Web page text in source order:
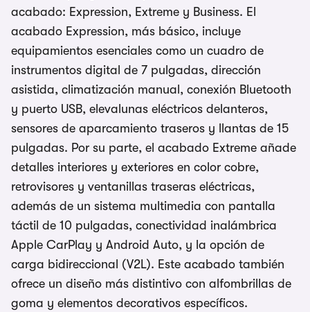
acabado: Expression, Extreme y Business. El
acabado Expression, más básico, incluye
equipamientos esenciales como un cuadro de
instrumentos digital de 7 pulgadas, dirección
asistida, climatización manual, conexión Bluetooth
y puerto USB, elevalunas eléctricos delanteros,
sensores de aparcamiento traseros y llantas de 15
pulgadas. Por su parte, el acabado Extreme añade
detalles interiores y exteriores en color cobre,
retrovisores y ventanillas traseras eléctricas,
además de un sistema multimedia con pantalla
táctil de 10 pulgadas, conectividad inalámbrica
Apple CarPlay y Android Auto, y la opción de
carga bidireccional (V2L). Este acabado también
ofrece un diseño más distintivo con alfombrillas de
goma y elementos decorativos específicos.